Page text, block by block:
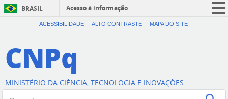
BRASIL
Acesso à informação
CORONAVÍRUS (COVID-19)
Canais
ACESSIBILIDADE ALTO CONTRASTE MAPA DO SITE
CNPq
MINISTÉRIO DA CIÊNCIA, TECNOLOGIA E INOVAÇÕES